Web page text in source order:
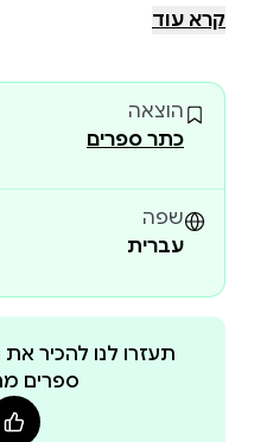
מהעשירים ונותן לעניים,
את המלך להוציא צו
קלאסיקה אהובה על
הסופר והמאייר הווארד
ומרגש, שמוקדש לגיבור
קרא עוד
הוצאה
כתר ספרים
שפה
עברית
תעזרו לנו להכיר
ספרים